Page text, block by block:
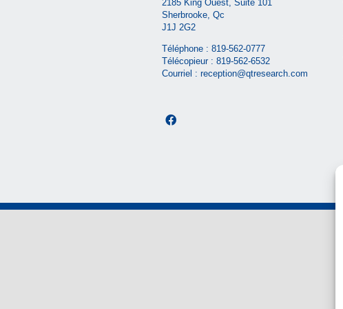
2185 King Ouest, Suite 101
Sherbrooke, Qc
J1J 2G2
Téléphone :819-562-0777
Télécopieur : 819-562-6532
Courriel :reception@qtresearch.com